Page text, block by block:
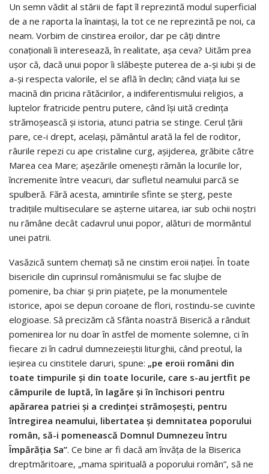
Un semn vădit al stării de fapt îl reprezintă modul superficial
de a ne raporta la înaintași, la tot ce ne reprezintă pe noi, ca
neam. Vorbim de cinstirea eroilor, dar pe câți dintre
conaționali îi interesează, în realitate, aşa ceva? Uităm prea
ușor că, dacă unui popor îi slăbește puterea de a-şi iubi şi de
a-și respecta valorile, el se află în declin; când viața lui se
macină din pricina rătăcirilor, a indiferentismului religios, a
luptelor fratricide pentru putere, când îşi uită credința
strămoșească și istoria, atunci patria se stinge. Cerul țării
pare, ce-i drept, același, pământul arată la fel de roditor,
râurile repezi cu ape cristaline curg, așijderea, grăbite către
Marea cea Mare; așezările omenești rămân la locurile lor,
încremenite între veacuri, dar sufletul neamului parcă se
spulberă. Fără acesta, amintirile sfinte se șterg, peste
tradițiile multiseculare se aşterne uitarea, iar sub ochii noștri
nu rămâne decât cadavrul unui popor, alături de mormântul
unei patrii.
Vasăzică suntem chemați să ne cinstim eroii nației. În toate
bisericile din cuprinsul românismului se fac slujbe de
pomenire, ba chiar și prin piațete, pe la monumentele
istorice, apoi se depun coroane de flori, rostindu-se cuvinte
elogioase. Să precizăm că Sfânta noastră Biserică a rânduit
pomenirea lor nu doar în astfel de momente solemne, ci în
fiecare zi în cadrul dumnezeieștii liturghii, când preotul, la
ieșirea cu cinstitele daruri, spune: „pe eroii români din
toate timpurile şi din toate locurile, care s-au jertfit pe
câmpurile de luptă, în lagăre şi în închisori pentru
apărarea patriei şi a credinței strămoșești, pentru
întregirea neamului, libertatea şi demnitatea poporului
român, să-i pomenească Domnul Dumnezeu întru
Împărăția Sa”. Ce bine ar fi dacă am învăța de la Biserica
dreptmăritoare, „mama spirituală a poporului român”, să ne